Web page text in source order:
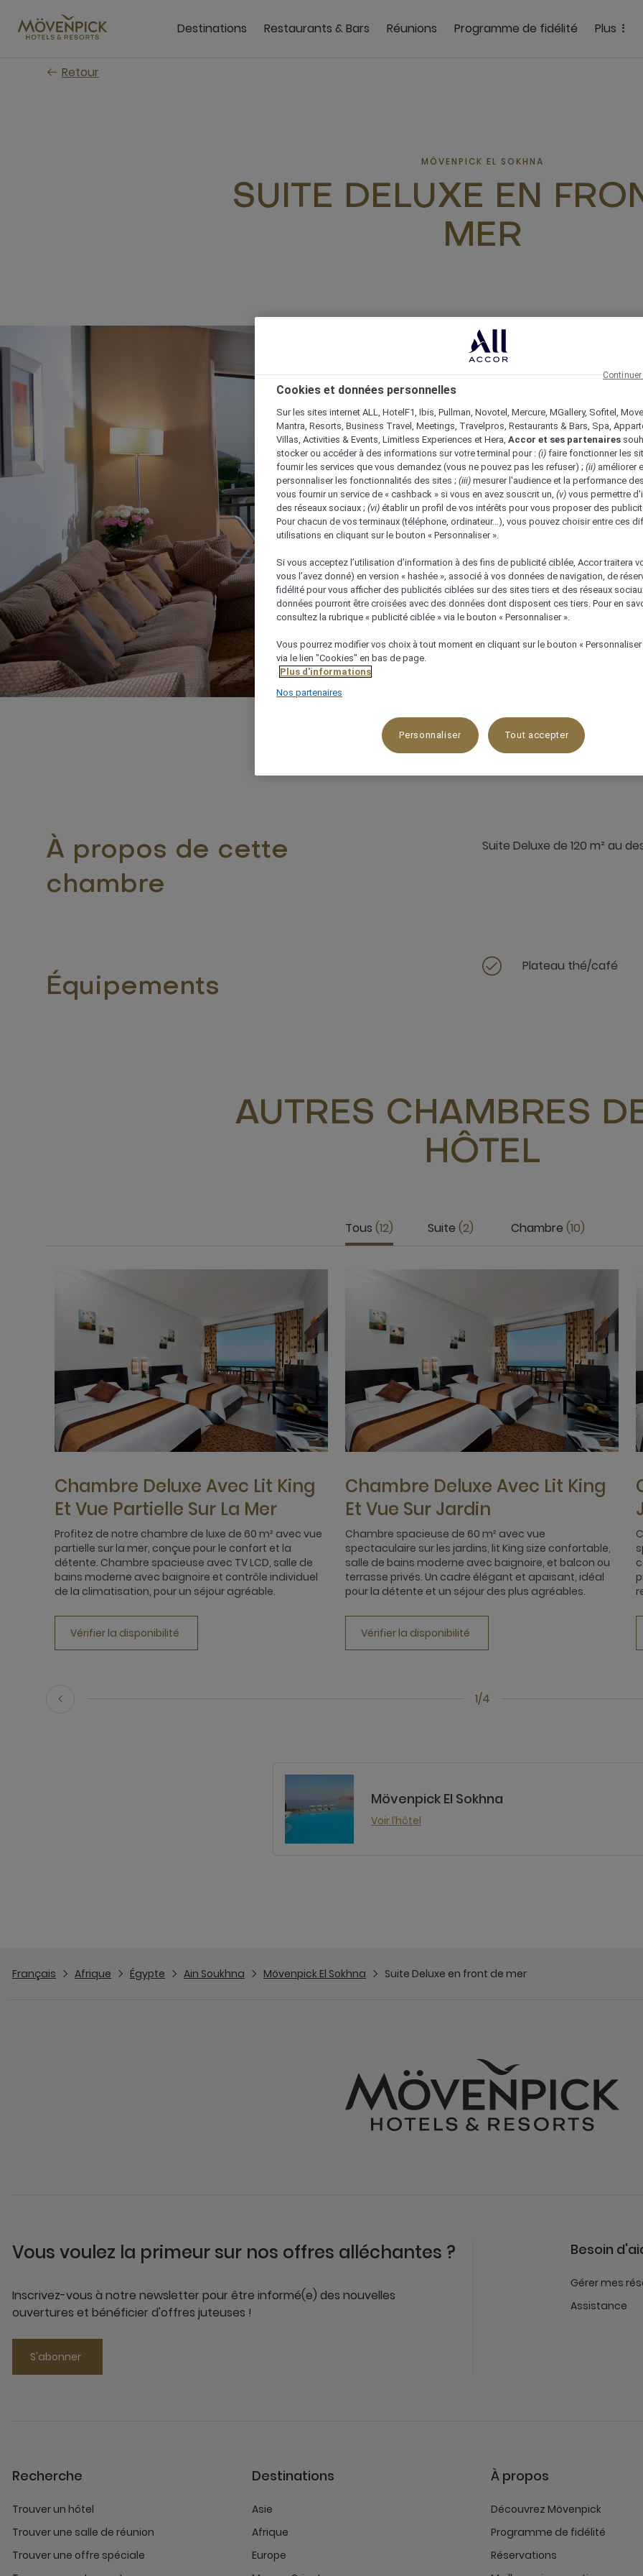
contenu
Destinations Restaurants & Bars Réunions Programme de fidélité Plus
Retour
MÖVENPICK EL SOKHNA
SUITE DELUXE EN
MER
120 m² Sur la plage
À propos de cette
chambre
Suite Deluxe de 120 m² au
Équipements
Plateau thé/café
AUTRES CHAMBRES
HÔTEL
Tous 12 Suite 2 Chambre 10
1/4
Chambre Deluxe Avec Lit King
Et Vue Partielle Sur La Mer
Profitez de notre chambre de luxe de 60 m² avec vue
partielle sur la mer, conçue pour le confort et la
détente. Chambre spacieuse avec TV LCD, salle de
bains moderne avec baignoire et contrôle individuel
de la climatisation, pour un séjour agréable.
Vérifier la disponibilité
Chambre Deluxe Avec Lit King
Et Vue Sur Jardin
Chambre spacieuse de 60 m² avec vue
spectaculaire sur les jardins, lit King size confortable,
salle de bains moderne avec baignoire, et balcon ou
terrasse privés. Un cadre élégant et apaisant, idéal
pour la détente et un séjour des plus agréables.
Vérifier la disponibilité
Mövenpick El Sokhna
Voir l’hôtel
Français Afrique Égypte Ain Soukhna Mövenpick El Sokhna Suite Deluxe en front de mer
Vous voulez la primeur sur nos offres alléchantes ?
Inscrivez-vous à notre newsletter pour être informé(e) des nouvelles
ouvertures et bénéficier d'offres juteuses !
S'abonner
Besoin
Gérer mes
Assistance
Recherche
Trouver un hôtel
Trouver une salle de réunion
Trouver une offre spéciale
Destinations
Asie
Afrique
Europe
À propos
Découvrez Mövenpick
Programme de fidélité
Réservations
Cookies et données personnelles
Sur les sites internet ALL, HotelF1, Ibis, Pullman, Novotel, Mercure, MGallery, Sofitel,
Mantra, Resorts, Business Travel, Meetings, Travelpros, Restaurants & Bars, Spa,
Villas, Activities & Events, Limitless Experiences et Hera, Accor et ses partenaires
stocker ou accéder à des informations sur votre terminal pour : (i) faire fonctionner les
fournir les services que vous demandez (vous ne pouvez pas les refuser) ; (ii) améliorer
personnaliser les fonctionnalités des sites ; (iii) mesurer l'audience et la performance
vous fournir un service de « cashback » si vous en avez souscrit un, (v) vous permettre
des réseaux sociaux ; (vi) établir un profil de vos intérêts pour vous proposer des
Pour chacun de vos terminaux (téléphone, ordinateur…), vous pouvez choisir entre ces
utilisations en cliquant sur le bouton « Personnaliser ».
Si vous acceptez l’utilisation d’information à des fins de publicité ciblée, Accor traitera
vous l’avez donné) en version « hashée », associé à vos données de navigation, de
fidélité pour vous afficher des publicités ciblées sur des sites tiers et des réseaux
données pourront être croisées avec des données dont disposent ces tiers. Pour en
consultez la rubrique « publicité ciblée » via le bouton « Personnaliser ».
Vous pourrez modifier vos choix à tout moment en cliquant sur le bouton «
via le lien "Cookies" en bas de page.
Plus d'informations
Nos partenaires
Personnaliser Tout accepter